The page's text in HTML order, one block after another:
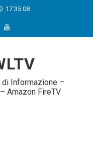
17:35:08
di Informazione –
Amazon FireTV